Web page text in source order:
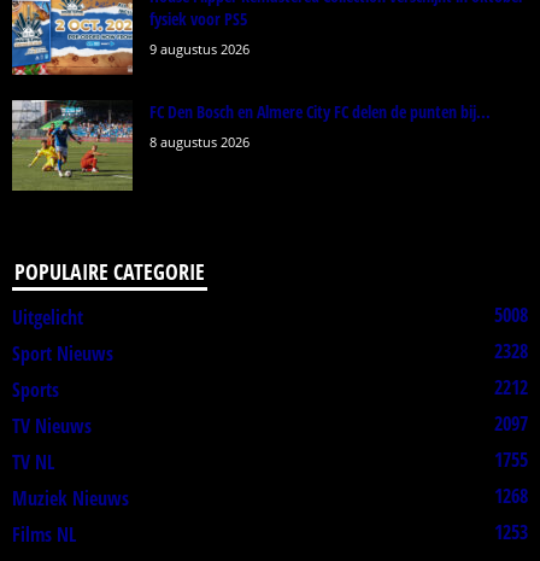
fysiek voor PS5
9 augustus 2026
FC Den Bosch en Almere City FC delen de punten bij...
8 augustus 2026
POPULAIRE CATEGORIE
Uitgelicht
5008
Sport Nieuws
2328
Sports
2212
TV Nieuws
2097
TV NL
1755
Muziek Nieuws
1268
Films NL
1253